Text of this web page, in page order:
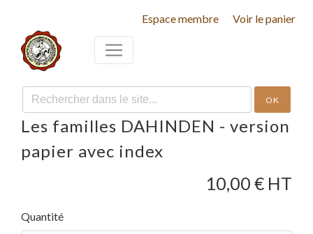
Espace membre Voir le panier
OK
Les familles DAHINDEN - version
papier avec index
10,00 € HT
Quantité